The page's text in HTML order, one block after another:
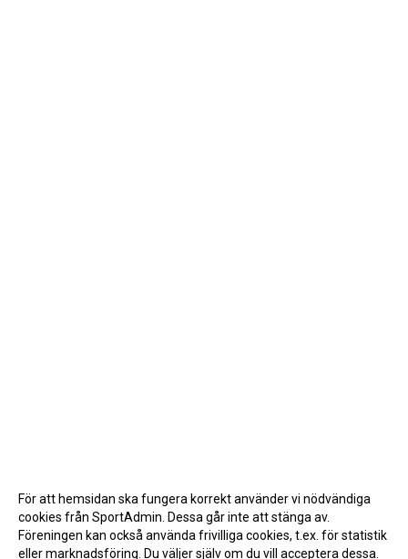
För att hemsidan ska fungera korrekt använder vi nödvändiga
cookies från SportAdmin. Dessa går inte att stänga av.
Föreningen kan också använda frivilliga cookies, t.ex. för statistik
eller marknadsföring. Du väljer själv om du vill acceptera dessa.